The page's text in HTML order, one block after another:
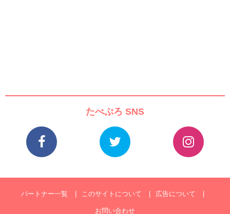
たべぷろ SNS
パートナー一覧 このサイトについて 広告について
お問い合わせ